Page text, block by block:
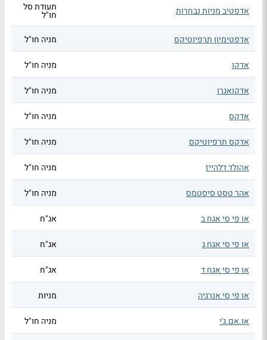
אדפטיב מניות נבחרות תעודת סל
חו"ל
אדפטימיון תרפיוטיקס
מניה חו"ל
אדקו מניה חו"ל
אדקואגרו מניה חו"ל
אדקס מניה חו"ל
אדקס תרפיוטיקס מניה חו"ל
אהולד דלהייז מניה חו"ל
אהר טסט סיסטמס מניה חו"ל
או פי סי אגח ב אג"ח
או פי סי אגח ג אג"ח
או פי סי אגח ד אג"ח
או פי סי אנרגיה מניות
או.אם.ג'י מניה חו"ל